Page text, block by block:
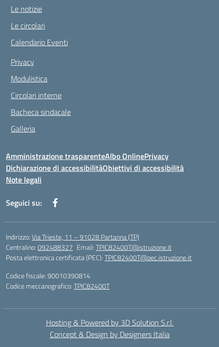
Le notizie
Le circolari
Calendario Eventi
Privacy
Modulistica
Circolari interne
Bacheca sindacale
Galleria
Amministrazione trasparenteAlbo OnlinePrivacy
Dichiarazione di accessibilitàObiettivi di accessibilità
Note legali
Seguici su:
Indirizzo:Via Trieste, 11 – 91028 Partanna (TP)
Centralino:092488327 Email:TPIC82400T@istruzione.it
Posta elettronica certificata (PEC):TPIC82400T@pec.istruzione.it
Codice fiscale: 90010390814
Codice meccanografico:TPIC82400T
Hosting & Powered by 3D Solution S.r.l.
Concept & Design by Designers Italia